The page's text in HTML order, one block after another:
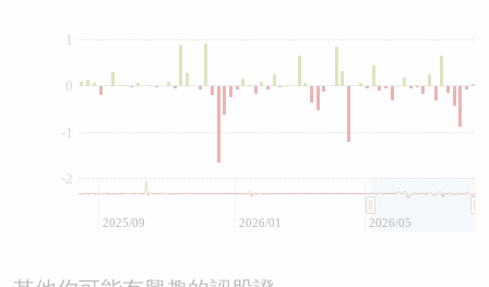
0
-2
-1
1
2025/09 2026/01 2026/05